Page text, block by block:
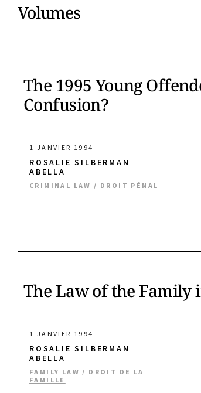
Volumes
The 1995 Young
Confusion?
1 JANVIER 1994
ROSALIE SILBERMAN
ABELLA
CRIMINAL LAW / DROIT PÉNAL
The Law of the Family
1 JANVIER 1994
ROSALIE SILBERMAN
ABELLA
FAMILY LAW / DROIT DE LA
FAMILLE